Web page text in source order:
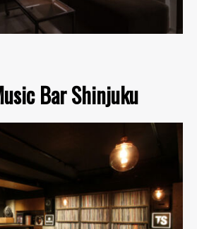
Bar Shinjuku